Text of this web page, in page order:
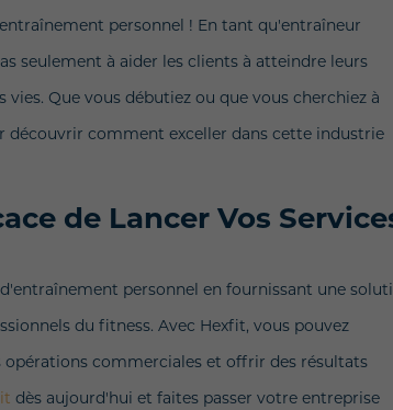
personnel ! En tant qu'entraîneur
seulement à aider les clients à atteindre leurs
Que vous débutiez ou que vous cherchiez à
découvrir comment exceller dans cette industrie
de Lancer Vos
personnel en fournissant une
du fitness. Avec Hexfit, vous pouvez
commerciales et offrir des résultats
dès aujourd'hui et faites passer votre entreprise